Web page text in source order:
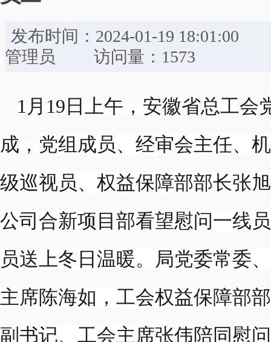
发布时间：2024-01-19
管理员 访问量：1573
1月19日上午，安徽省总工会
成， 党组成员、经审会主任、
级巡视员、权益保障部部长张
公司合新项目部看望慰问一线
员送上冬日温暖。 局党委常委
主席陈海如，工会权益保障部
副书记、工会主席张伟陪同慰